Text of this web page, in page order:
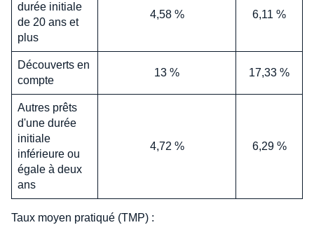
durée initiale
de 20 ans et
plus
4,58 % 6,11 %
Découverts en
compte
13 % 17,33 %
Autres prêts
d'une durée
initiale
inférieure ou
égale à deux
ans
4,72 % 6,29 %
Taux moyen pratiqué (TMP) :